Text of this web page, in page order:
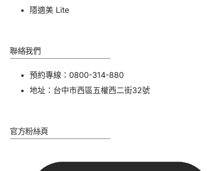
隱適美 Lite
聯絡我們
預約專線：0800-314-880
地址：台中市西區五權西二街32號
官方粉絲頁